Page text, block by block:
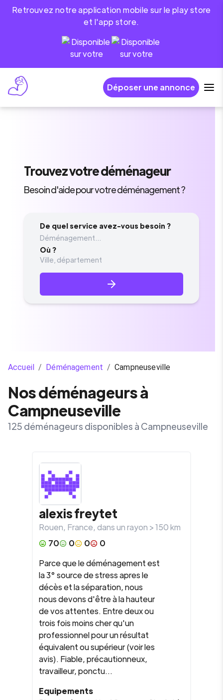
Retrouvez notre application mobile sur le play store
et l'app store.
Déposer une annonce
Trouvezvotre déménageur
Besoin d'aide pour votre déménagement ?
De quel service avez-vous besoin ?
Déménagement...
Où ?
Accueil / Déménagement / Campneuseville
Nos déménageurs à
Campneuseville
125 déménageurs disponibles à Campneuseville
alexisfreytet
Rouen, France, dans un rayon >150km
70
0 0
0
Parce que le déménagement est
la 3° source de stress apres le
décès et la séparation, nous
nous devons d'être à la hauteur
de vos attentes. Entre deux ou
trois fois moins cher qu'un
professionnel pour un résultat
équivalent ou supérieur (voir les
avis). Fiable, précautionneux,
travailleur, ponctu...
Equipements